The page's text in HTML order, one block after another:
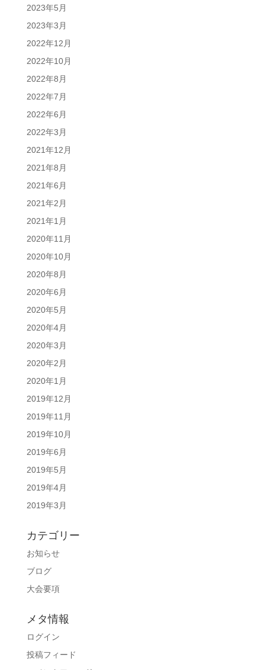
2023年5月
2023年3月
2022年12月
2022年10月
2022年8月
2022年7月
2022年6月
2022年3月
2021年12月
2021年8月
2021年6月
2021年2月
2021年1月
2020年11月
2020年10月
2020年8月
2020年6月
2020年5月
2020年4月
2020年3月
2020年2月
2020年1月
2019年12月
2019年11月
2019年10月
2019年6月
2019年5月
2019年4月
2019年3月
カテゴリー
お知らせ
ブログ
大会要項
メタ情報
ログイン
投稿フィード